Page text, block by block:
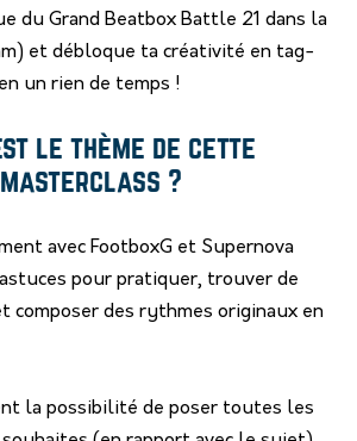
du Grand Beatbox Battle 21 dans la
et débloque ta créativité en tag-
un rien de temps !
le thème de cette
masterclass ?
avec FootboxG et Supernova
pour pratiquer, trouver de
composer des rythmes originaux en
la possibilité de poser toutes les